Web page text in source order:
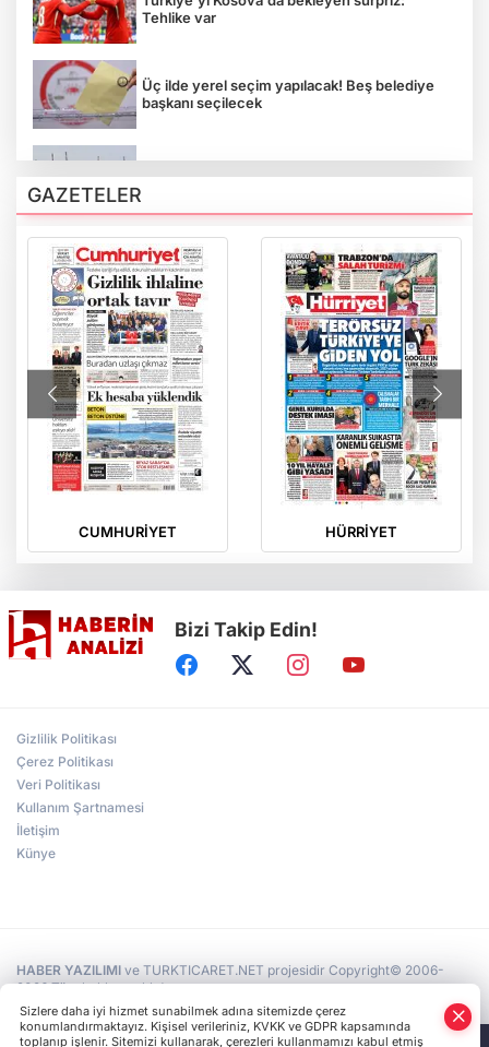
Tehlike var
Üç ilde yerel seçim yapılacak! Beş belediye
başkanı seçilecek
IBAN'a transferde yeni şart: Doğrulamayana
izin yok
Motorine büyük zam! Akaryakıt fiyatlarında
tabela değişti
Bugün Bursa'da hava nasıl olacak? (28 Mart
Cumartesi)
GAZETELER
CUMHURİYET HÜRRİYET
Bizi Takip Edin!
Gizlilik Politikası
Çerez Politikası
Veri Politikası
Kullanım Şartnamesi
İletişim
Künye
HABER YAZILIMI ve TURKTICARET.NET projesidir Copyright© 2006-
2026 Tüm hakları saklıdır.
Sizlere daha iyi hizmet sunabilmek adına sitemizde çerez
konumlandırmaktayız. Kişisel verileriniz, KVKK ve GDPR kapsamında
toplanıp işlenir. Sitemizi kullanarak, çerezleri kullanmamızı kabul etmiş